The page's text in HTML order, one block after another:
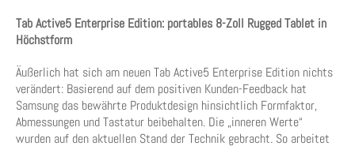
Tab Active5 Enterprise Edition: portables 8-Zoll Rugged Tablet in
Höchstform
Äußerlich hat sich am neuen Tab Active5 Enterprise Edition nichts
verändert: Basierend auf dem positiven Kunden-Feedback hat
Samsung das bewährte Produktdesign hinsichtlich Formfaktor,
Abmessungen und Tastatur beibehalten. Die „inneren Werte“
wurden auf den aktuellen Stand der Technik gebracht. So arbeitet